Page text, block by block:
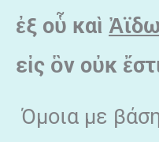
ἐξ οὗ καὶ
εἰς ὃν οὐκ
Όμοια με